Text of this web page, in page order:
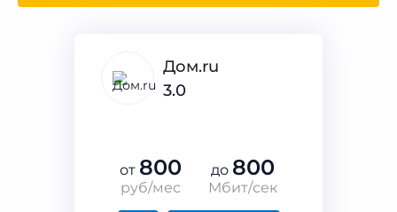
Дом.ru
3.0
от 800
руб/мес
до 800
Мбит/сек